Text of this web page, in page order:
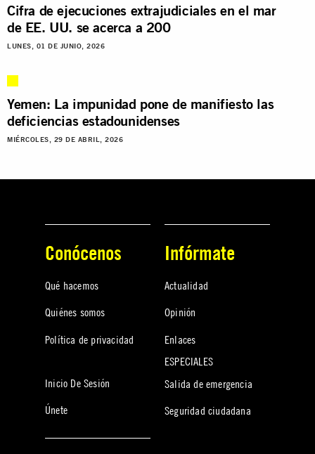
Cifra de ejecuciones extrajudiciales en el mar
de EE. UU. se acerca a 200
LUNES, 01 DE JUNIO, 2026
Yemen: La impunidad pone de manifiesto las
deficiencias estadounidenses
MIÉRCOLES, 29 DE ABRIL, 2026
Conócenos
Qué hacemos
Quiénes somos
Política de privacidad
Inicio De Sesión
Únete
Infórmate
Actualidad
Opinión
Enlaces
ESPECIALES
Salida de emergencia
Seguridad ciudadana